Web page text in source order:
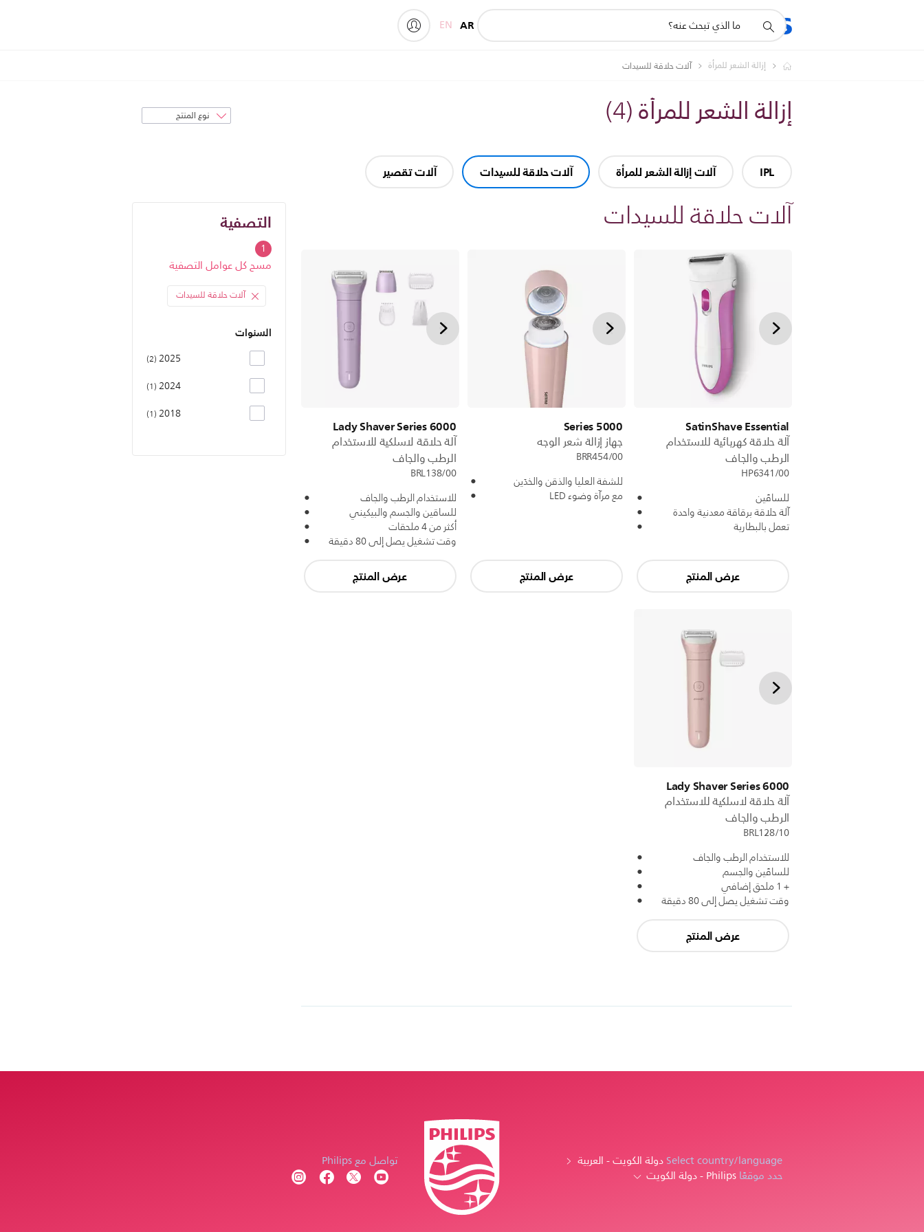
المنتجات
أيقونة
دعم
AR
EN
إزالة الشعر للمرأة آلات حلاقة للسيدات
إزالة الشعر للمرأة(
4
)
فرز
حسب
IPL آلات إزالة الشعر للمرأة آلات حلاقة للسيدات آلات تقصير
التصفية
1 التصفية
مسح كل عوامل التصفية
آلات حلاقة للسيدات
السنوات
2025
2
2024
1
2018
1
آلات حلاقة للسيدات
SatinShave Essential
آلة حلاقة كهربائية للاستخدام
الرطب والجاف
HP6341/00
للساقَين
آلة حلاقة برقاقة معدنية واحدة
تعمل بالبطارية
عرض المنتج
5000 Series
جهاز إزالة شعر الوجه
BRR454/00
للشفة العليا والذقن والخدَين
مع مرآة وضوء LED
عرض المنتج
Lady Shaver Series 6000
آلة حلاقة لاسلكية للاستخدام
الرطب والجاف
BRL138/00
للاستخدام الرطب والجاف
للساقين والجسم والبيكيني
أكثر من 4 ملحقات
وقت تشغيل يصل إلى 80 دقيقة
عرض المنتج
Lady Shaver Series 6000
آلة حلاقة لاسلكية للاستخدام
الرطب والجاف
BRL128/10
للاستخدام الرطب والجاف
للساقَين والجسم
+ 1 ملحق إضافي
وقت تشغيل يصل إلى 80 دقيقة
عرض المنتج
تواصل مع Philips Select country/language دولة الكويت - العربية
حدد موقعًاPhilips - دولة الكويت